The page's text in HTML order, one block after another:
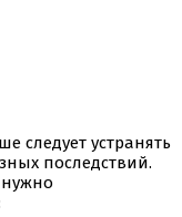
устранять
последствий.